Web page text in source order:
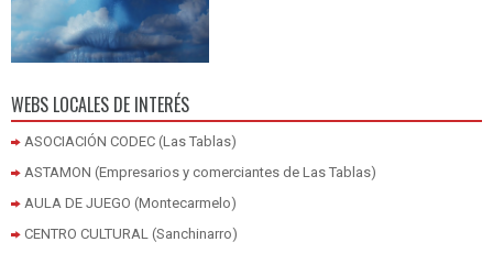
WEBS LOCALES DE INTERÉS
ASOCIACIÓN CODEC (Las Tablas)
ASTAMON (Empresarios y comerciantes de Las Tablas)
AULA DE JUEGO (Montecarmelo)
CENTRO CULTURAL (Sanchinarro)